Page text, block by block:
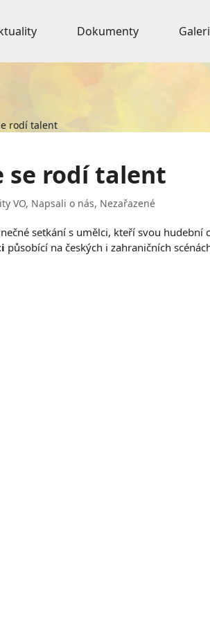
Dokumenty
rodí talent
se rodí talent
VO, Napsali o nás, Nezařazené
setkání s umělci, kteří svou hudební
působící na českých i zahraničních